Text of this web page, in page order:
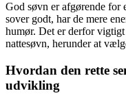
Alder og
Mærker der fører
Sebra
Hoppekids
Stokke
God søvn er afgørende for
sover godt, har de mere
humør. Det er derfor vigtigt
nattesøvn, herunder at
Hvordan den rette
udvikling